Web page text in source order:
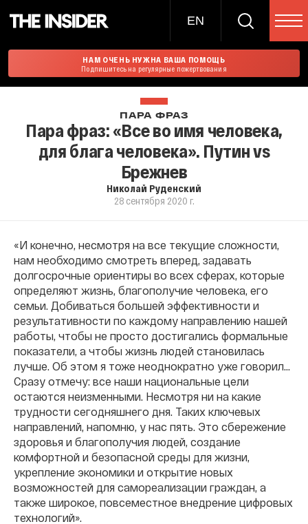
EN
НАМ ОЧЕНЬ НУЖНА ВАША ПОМОЩЬ
Подпишитесь на регулярные пожертвования
ПАРА ФРАЗ
Пара фраз: «Все во имя человека,
для блага человека». Путин vs
Брежнев
Николай Руденский
28 сентября 2020 г.
«И конечно, несмотря на все текущие сложности,
нам необходимо смотреть вперед, задавать
долгосрочные ориентиры во всех сферах, которые
определяют жизнь, благополучие человека, его
семьи. Добиваться большей эффективности и
результативности по каждому направлению нашей
работы, чтобы не просто достигались формальные
показатели, а чтобы жизнь людей становилась
лучше. Об этом я тоже неоднократно уже говорил…
Сразу отмечу: все наши национальные цели
остаются неизменными. Несмотря ни на какие
трудности сегодняшнего дня. Таких ключевых
направлений, напомню, у нас пять. Это сбережение
здоровья и благополучия людей, создание
комфортной и безопасной среды для жизни,
укрепление экономики и открытие новых
возможностей для самореализации граждан, а
также широкое, повсеместное внедрение цифровых
технологий».